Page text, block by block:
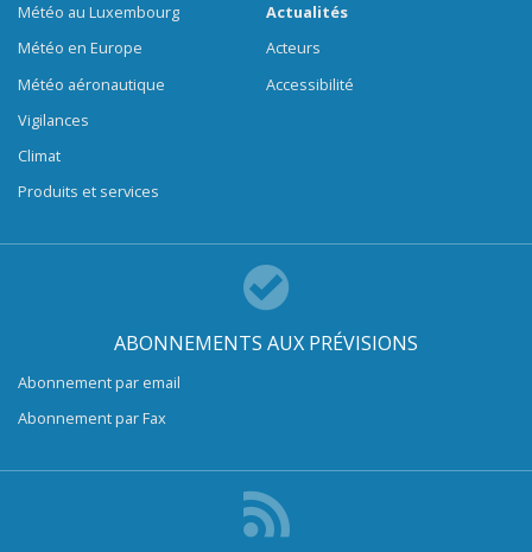
Météo au Luxembourg
Météo en Europe
Météo aéronautique
Vigilances
Climat
Produits et services
Actualités
Acteurs
Accessibilité
ABONNEMENTS AUX PRÉVISIONS
Abonnement par email
Abonnement par Fax